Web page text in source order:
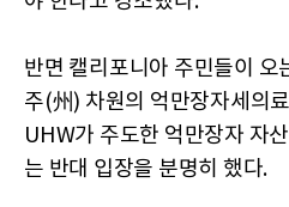
반면 캘리포니아 주민들이 오
주(州) 차원의 억만장자세의
UHW가 주도한 억만장자 자
는 반대 입장을 분명히 했다.